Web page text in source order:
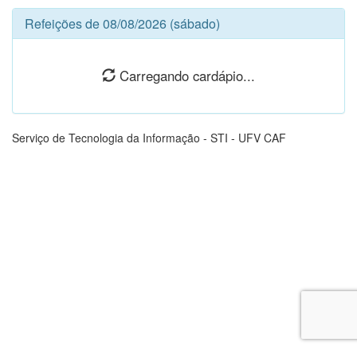
Refeições de08/08/2026 (sábado)
Carregando cardápio...
Serviço de Tecnologia da Informação - STI - UFV CAF